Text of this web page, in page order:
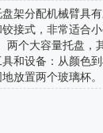
架分配机械臂具
接式，非常适合
两个大容量托盘
和设备：从颜
放置两个玻璃杯。